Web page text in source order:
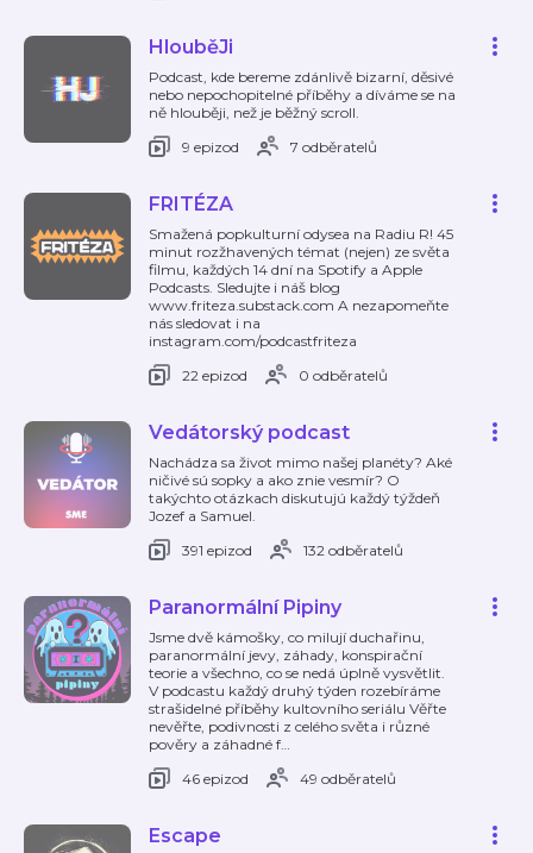
HlouběJi
Podcast, kde bereme zdánlivě bizarní, děsivé
nebo nepochopitelné příběhy a díváme se na
ně hlouběji, než je běžný scroll.
9 epizod
7 odběratelů
FRITÉZA
Smažená popkulturní odysea na Radiu R! 45
minut rozžhavených témat (nejen) ze světa
filmu, každých 14 dní na Spotify a Apple
Podcasts. Sledujte i náš blog
www.friteza.substack.com A nezapomeňte
nás sledovat i na
instagram.com/podcastfriteza
22 epizod
0 odběratelů
Vedátorský podcast
Nachádza sa život mimo našej planéty? Aké
ničivé sú sopky a ako znie vesmír? O
takýchto otázkach diskutujú každý týždeň
Jozef a Samuel.
391 epizod
132 odběratelů
Paranormální Pipiny
Jsme dvě kámošky, co milují duchařinu,
paranormální jevy, záhady, konspirační
teorie a všechno, co se nedá úplně vysvětlit.
V podcastu každý druhý týden rozebíráme
strašidelné příběhy kultovního seriálu Věřte
nevěřte, podivnosti z celého světa i různé
pověry a záhadné f…
46 epizod
49 odběratelů
Escape